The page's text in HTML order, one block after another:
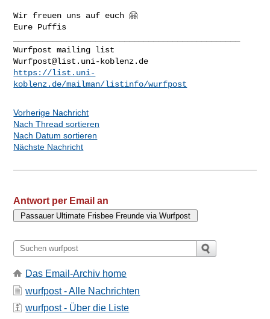
Wir freuen uns auf euch 🤗
Wurfpost@list.uni-koblenz.de
https://list.uni-
koblenz.de/mailman/listinfo/wurfpost
Vorherige Nachricht
Nach Thread sortieren
Nach Datum sortieren
Nächste Nachricht
Antwort per Email an
Das Email-Archiv home
wurfpost - Alle Nachrichten
wurfpost - Über die Liste